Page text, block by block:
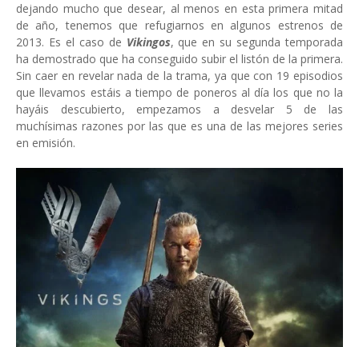
dejando mucho que desear, al menos en esta primera mitad
de año, tenemos que refugiarnos en algunos estrenos de
2013. Es el caso de Vikingos, que en su segunda temporada
ha demostrado que ha conseguido subir el listón de la primera.
Sin caer en revelar nada de la trama, ya que con 19 episodios
que llevamos estáis a tiempo de poneros al día los que no la
hayáis descubierto, empezamos a desvelar 5 de las
muchísimas razones por las que es una de las mejores series
en emisión.